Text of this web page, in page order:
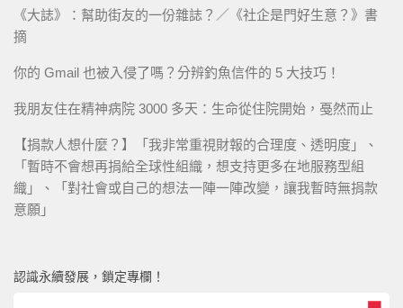
《大誌》：幫助街友的一份雜誌？／《社企是門好生意？》書
摘
你的 Gmail 也被入侵了嗎？分辨釣魚信件的 5 大技巧！
我朋友住在精神病院 3000 多天：生命從住院開始，戞然而止
【捐款人想什麼？】「我非常重視財報的合理度、透明度」、
「暫時不會想再捐給全球性組織，想支持更多在地服務型組
織」、「對社會或自己的想法一陣一陣改變，讓我暫時無捐款
意願」
認識永續發展，鎖定專欄！